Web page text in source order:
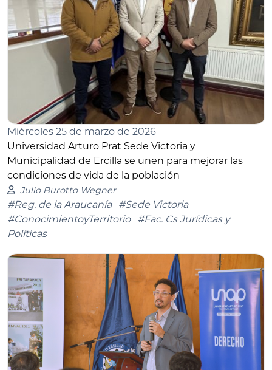
Miércoles 25 de marzo de 2026
Universidad Arturo Prat Sede Victoria y
Municipalidad de Ercilla se unen para mejorar las
condiciones de vida de la población
Julio Burotto Wegner
#Reg. de la Araucanía
#Sede Victoria
#ConocimientoyTerritorio
#Fac. Cs Jurídicas y
Políticas